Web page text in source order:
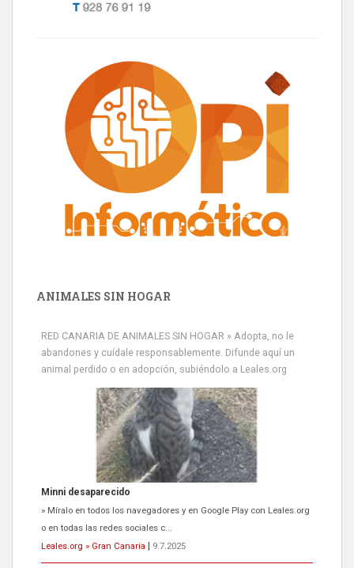
ANIMALES SIN HOGAR
RED CANARIA DE ANIMALES SIN HOGAR » Adopta, no le
abandones y cuídale responsablemente. Difunde aquí un
animal perdido o en adopción, subiéndolo a Leales.org
Minni desaparecido
» Míralo en todos los navegadores y en Google Play con Leales.org
o en todas las redes sociales c...
Leales.org » Gran Canaria
9.7.2025